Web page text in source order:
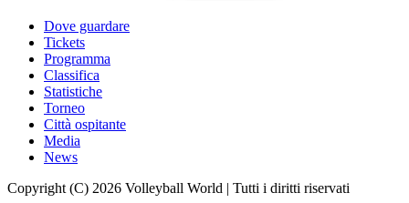
Dove guardare
Tickets
Programma
Classifica
Statistiche
Torneo
Città ospitante
Media
News
Copyright (C) 2026 Volleyball World | Tutti i diritti riservati